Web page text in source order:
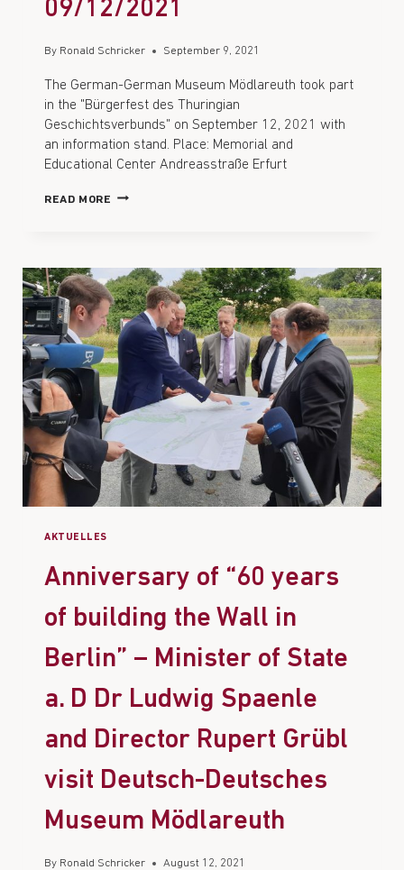
09/12/2021
By Ronald Schricker September 9, 2021
The German-German Museum Mödlareuth took part
in the "Bürgerfest des Thuringian
Geschichtsverbunds" on September 12, 2021 with
an information stand. Place: Memorial and
Educational Center Andreasstraße Erfurt
READ MORE
AKTUELLES
Anniversary of “60 years
of building the Wall in
Berlin” – Minister of State
a. D Dr Ludwig Spaenle
and Director Rupert Grübl
visit Deutsch-Deutsches
Museum Mödlareuth
By Ronald Schricker August 12, 2021